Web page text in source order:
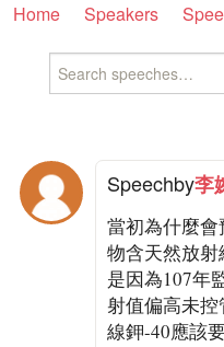
Home Speakers
Speechby李
當初為什麼
物含天然放射
是因為107年
射值偏高未
線鉀-40應該